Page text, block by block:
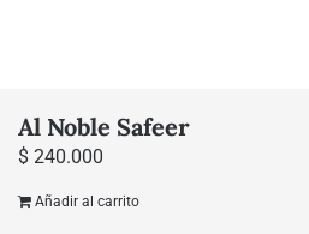
Al Noble Safeer
$ 240.000
Añadir al carrito